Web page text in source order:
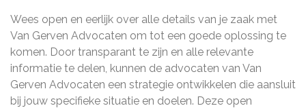
Wees open en eerlijk over alle details van je zaak met
Van Gerven Advocaten om tot een goede oplossing te
komen. Door transparant te zijn en alle relevante
informatie te delen, kunnen de advocaten van Van
Gerven Advocaten een strategie ontwikkelen die aansluit
bij jouw specifieke situatie en doelen. Deze open